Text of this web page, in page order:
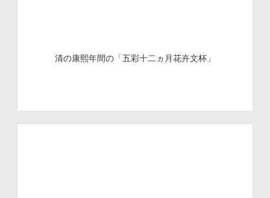
清の康熙年間の「五彩十二ヵ月花卉文杯」